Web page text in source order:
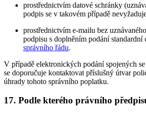
prostřednictvím datové schránky
podpis se v takovém případě
prostřednictvím e-mailu bez
podpisu s doplněním podání standardní
správního řádu.
V případě elektronických podání spojených
se doporučuje kontaktovat příslušný útvar
úhrady tohoto správního poplatku.
17. Podle kterého právního